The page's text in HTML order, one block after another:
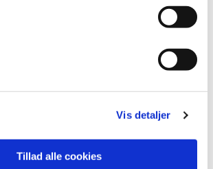
Vis detaljer
Tillad alle cookies